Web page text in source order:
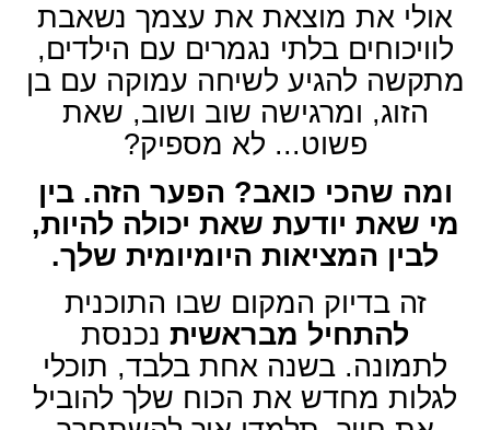
אולי את מוצאת את עצמך נשאבת
לוויכוחים בלתי נגמרים עם הילדים,
מתקשה להגיע לשיחה עמוקה עם בן
הזוג, ומרגישה שוב ושוב, שאת
פשוט... לא מספיק?
ומה שהכי כואב? הפער הזה. בין
מי שאת יודעת שאת יכולה להיות,
לבין המציאות היומיומית שלך.
זה בדיוק המקום שבו התוכנית
להתחיל מבראשית נכנסת
לתמונה. בשנה אחת בלבד, תוכלי
לגלות מחדש את הכוח שלך להוביל